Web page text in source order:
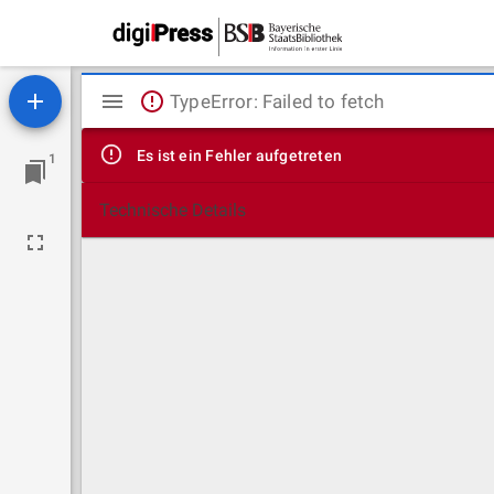
1
Mirador
Viewer
TypeError: Failed to fetch
Es ist ein Fehler aufgetreten
Technische Details